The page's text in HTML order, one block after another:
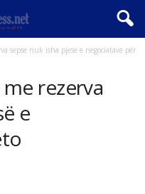
sepse nuk isha pjesë e negociatave për
rezerva
e